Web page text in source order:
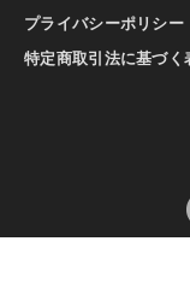
プライバシーポリシー
特定商取引法に基づく